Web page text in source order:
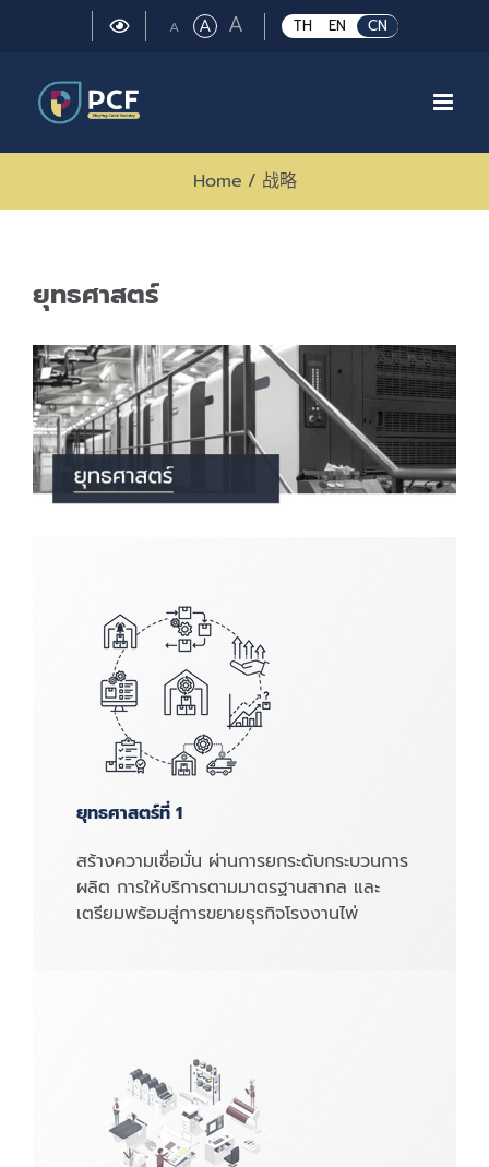
TH EN CN
A Small
ARegular
ALarge
font
Home / 战略
ยุทธศาสตร์
ยุทธศาสตร์ที่ 1
สร้างความเชื่อมั่น ผ่านการยกระดับกระบวนการ
ผลิต การให้บริการตามมาตรฐานสากล และ
เตรียมพร้อมสู่การขยายธุรกิจโรงงานไพ่